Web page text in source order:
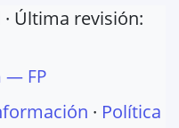
· Última revisión:
— FP
· Política